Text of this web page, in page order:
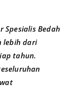
Spesialis Bedah
lebih dari
tahun.